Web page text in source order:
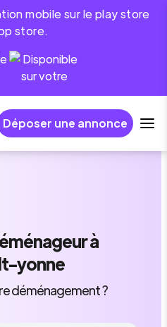
mobile sur le play store
store.
Déposer une annonce
à
yonne
déménagement ?